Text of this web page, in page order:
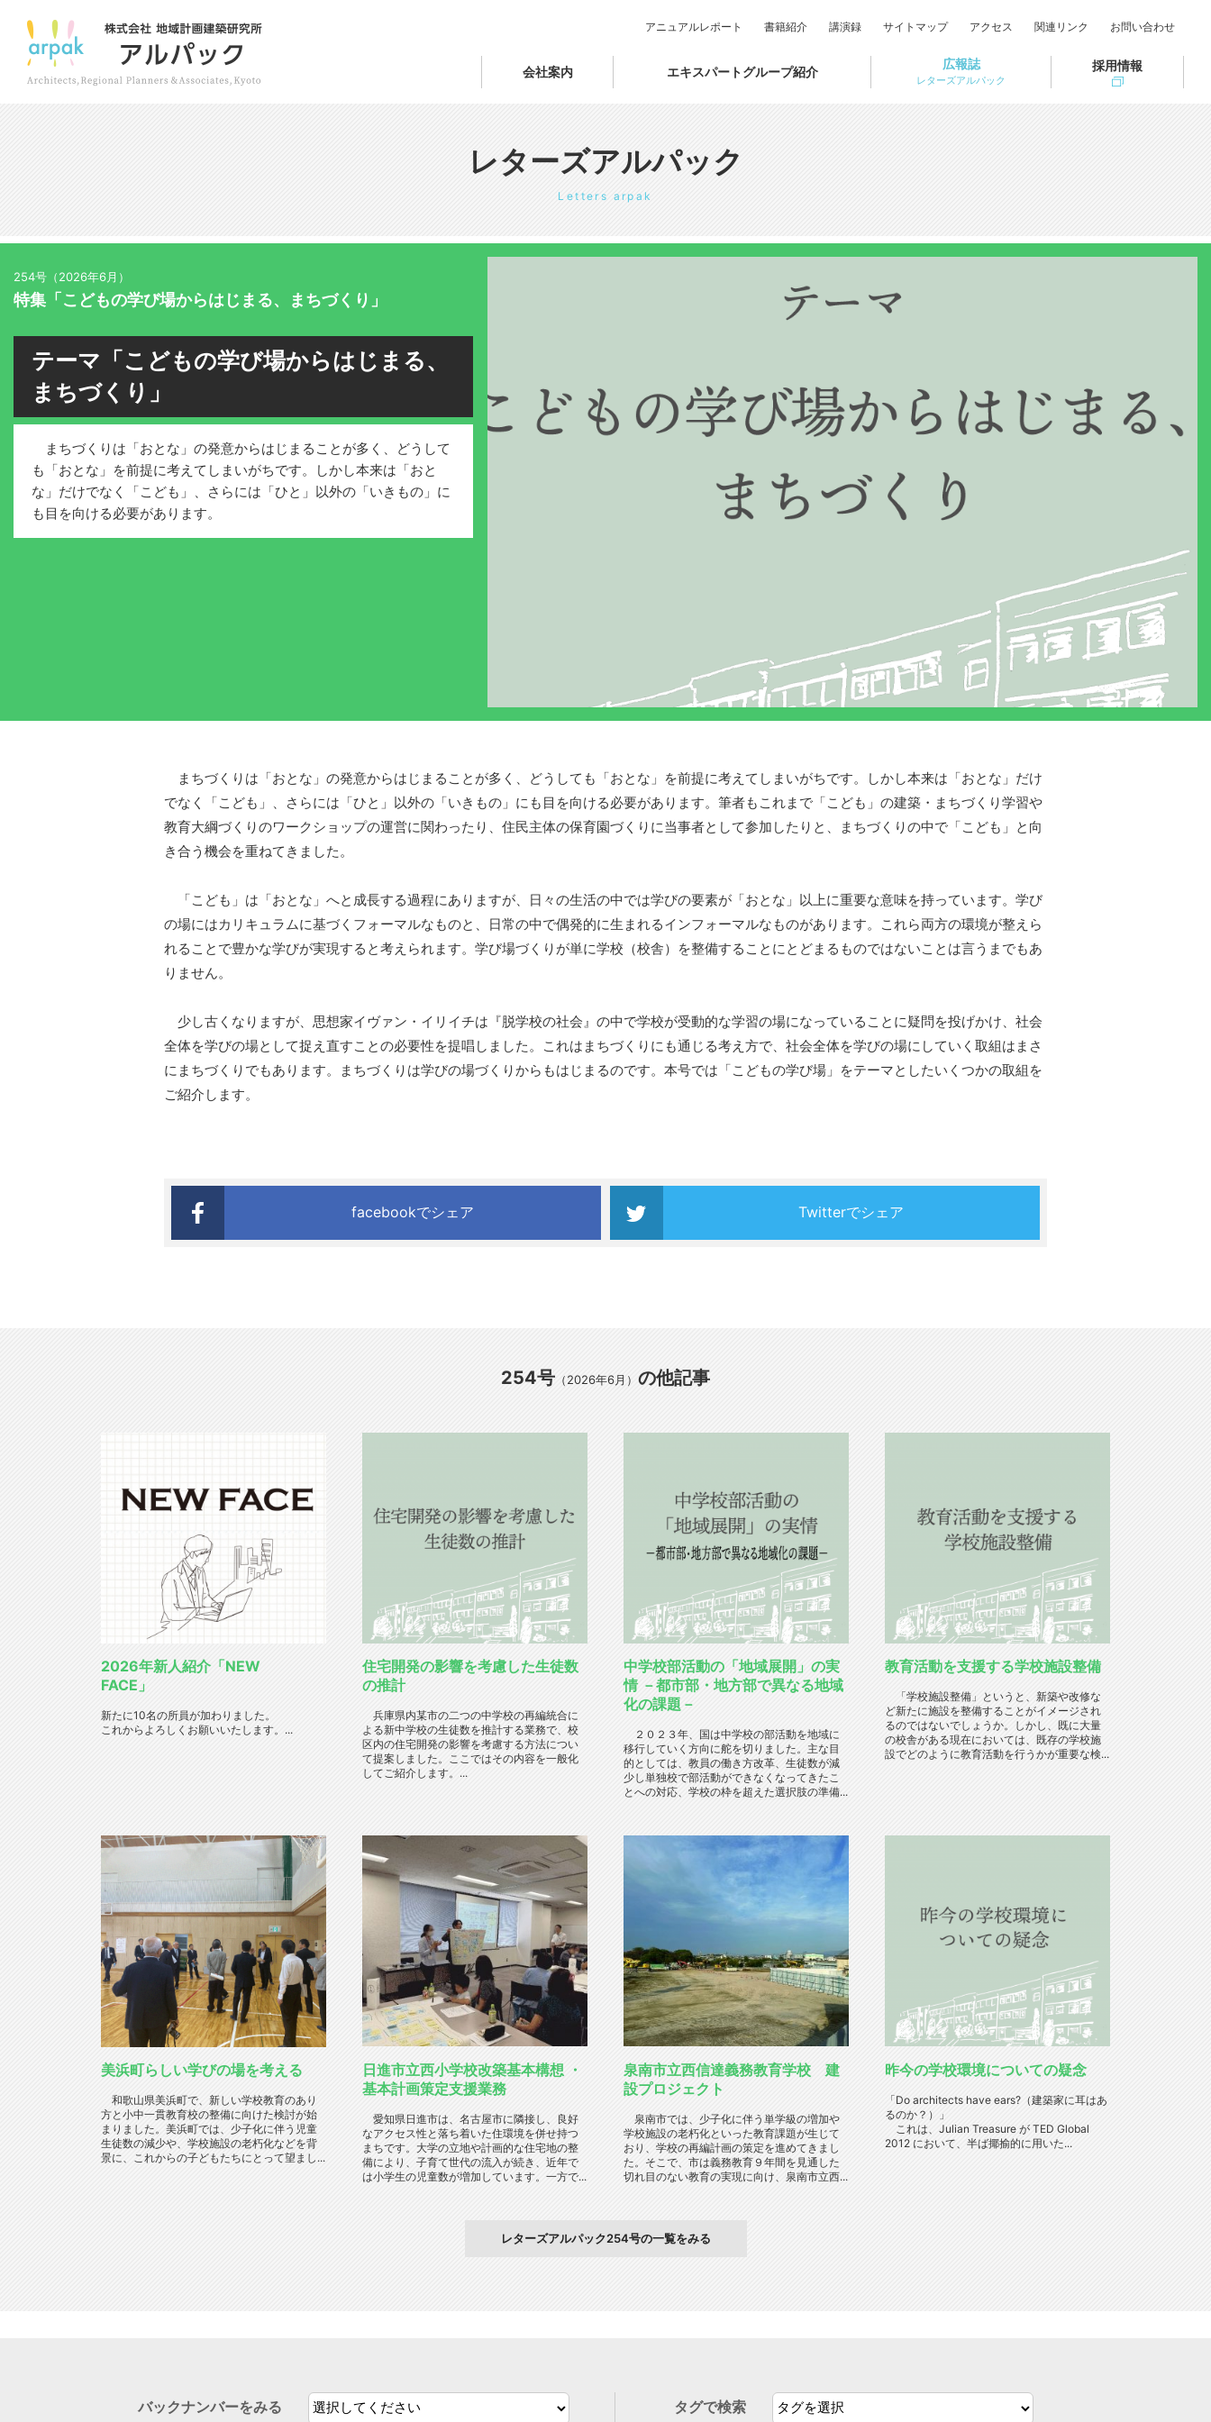
会社案内 エキスパートグループ紹介
広報誌
レターズアルパック
採用情報
アニュアルレポート 書籍紹介 講演録 サイトマップ アクセス 関連リンク お問い合わせ
レターズアルパック
Letters arpak
254号（2026年6月）
特集「こどもの学び場からはじまる、まちづくり」
テーマ「こどもの学び場からはじまる、
まちづくり」
まちづくりは「おとな」の発意からはじまることが多く、どうして
も「おとな」を前提に考えてしまいがちです。しかし本来は「おと
な」だけでなく「こども」、さらには「ひと」以外の「いきもの」に
も目を向ける必要があります。
まちづくりは「おとな」の発意からはじまることが多く、どうしても「おとな」を前提に考えてしまいがちです。しかし本来は「おとな」だけ
でなく「こども」、さらには「ひと」以外の「いきもの」にも目を向ける必要があります。筆者もこれまで「こども」の建築・まちづくり学習や
教育大綱づくりのワークショップの運営に関わったり、住民主体の保育園づくりに当事者として参加したりと、まちづくりの中で「こども」と向
き合う機会を重ねてきました。
「こども」は「おとな」へと成長する過程にありますが、日々の生活の中では学びの要素が「おとな」以上に重要な意味を持っています。学び
の場にはカリキュラムに基づくフォーマルなものと、日常の中で偶発的に生まれるインフォーマルなものがあります。これら両方の環境が整えら
れることで豊かな学びが実現すると考えられます。学び場づくりが単に学校（校舎）を整備することにとどまるものではないことは言うまでもあ
りません。
少し古くなりますが、思想家イヴァン・イリイチは『脱学校の社会』の中で学校が受動的な学習の場になっていることに疑問を投げかけ、社会
全体を学びの場として捉え直すことの必要性を提唱しました。これはまちづくりにも通じる考え方で、社会全体を学びの場にしていく取組はまさ
にまちづくりでもあります。まちづくりは学びの場づくりからもはじまるのです。本号では「こどもの学び場」をテーマとしたいくつかの取組を
ご紹介します。
facebookでシェア Twitterでシェア
254号 （2026年6月） の他記事
2026年新人紹介「NEW
FACE」
新たに10名の所員が加わりました。
これからよろしくお願いいたします。...
住宅開発の影響を考慮した生徒数
の推計
兵庫県内某市の二つの中学校の再編統合に
よる新中学校の生徒数を推計する業務で、校
区内の住宅開発の影響を考慮する方法につい
て提案しました。ここではその内容を一般化
してご紹介します。...
中学校部活動の「地域展開」の実
情 －都市部・地方部で異なる地域
化の課題－
２０２３年、国は中学校の部活動を地域に
移行していく方向に舵を切りました。主な目
的としては、教員の働き方改革、生徒数が減
少し単独校で部活動ができなくなってきたこ
とへの対応、学校の枠を超えた選択肢の準備...
教育活動を支援する学校施設整備
「学校施設整備」というと、新築や改修な
ど新たに施設を整備することがイメージされ
るのではないでしょうか。しかし、既に大量
の校舎がある現在においては、既存の学校施
設でどのように教育活動を行うかが重要な検...
美浜町らしい学びの場を考える
和歌山県美浜町で、新しい学校教育のあり
方と小中一貫教育校の整備に向けた検討が始
まりました。美浜町では、少子化に伴う児童
生徒数の減少や、学校施設の老朽化などを背
景に、これからの子どもたちにとって望まし...
日進市立西小学校改築基本構想 ・
基本計画策定支援業務
愛知県日進市は、名古屋市に隣接し、良好
なアクセス性と落ち着いた住環境を併せ持つ
まちです。大学の立地や計画的な住宅地の整
備により、子育て世代の流入が続き、近年で
は小学生の児童数が増加しています。一方で...
泉南市立西信達義務教育学校 建
設プロジェクト
泉南市では、少子化に伴う単学級の増加や
学校施設の老朽化といった教育課題が生じて
おり、学校の再編計画の策定を進めてきまし
た。そこで、市は義務教育９年間を見通した
切れ目のない教育の実現に向け、泉南市立西...
昨今の学校環境についての疑念
「Do architects have ears?（建築家に耳はあ
るのか？）」
これは、Julian Treasure が TED Global
2012 において、半ば揶揄的に用いた...
レターズアルパック254号の一覧をみる
バックナンバーをみる タグで検索